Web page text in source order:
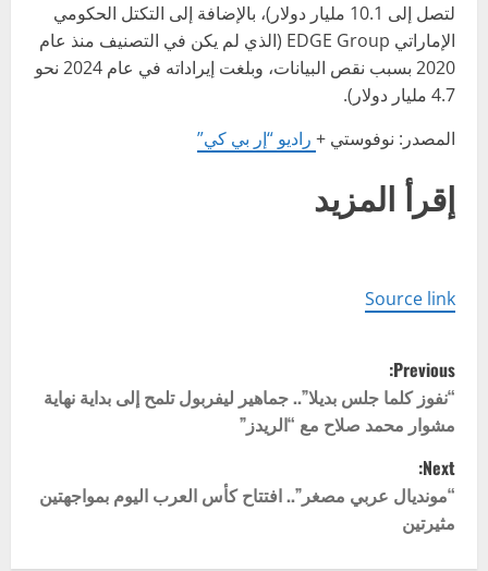
لتصل إلى 10.1 مليار دولار)، بالإضافة إلى التكتل الحكومي
الإماراتي EDGE Group (الذي لم يكن في التصنيف منذ عام
2020 بسبب نقص البيانات، وبلغت إيراداته في عام 2024 نحو
4.7 مليار دولار).
المصدر: نوفوستي + راديو “إر بي كي”
إقرأ المزيد
Source link
P
o
s
t
n
Previous:
“نفوز كلما جلس بديلا”.. جماهير ليفربول تلمح إلى بداية نهاية
مشوار محمد صلاح مع “الريدز”
Next:
“مونديال عربي مصغر”.. افتتاح كأس العرب اليوم بمواجهتين
مثيرتين